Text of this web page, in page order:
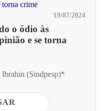
19/07/2024
o ódio às
e se torna
(Sindpesp)*